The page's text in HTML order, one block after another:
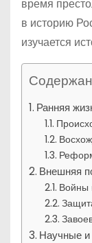
время
в историю
изучается
Ранняя
Внешняя
Войны
Научные и